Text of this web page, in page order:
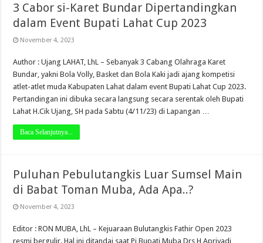
3 Cabor si-Karet Bundar Dipertandingkan
dalam Event Bupati Lahat Cup 2023
November 4, 2023
Author : Ujang LAHAT, LhL – Sebanyak 3 Cabang Olahraga Karet
Bundar, yakni Bola Volly, Basket dan Bola Kaki jadi ajang kompetisi
atlet-atlet muda Kabupaten Lahat dalam event Bupati Lahat Cup 2023.
Pertandingan ini dibuka secara langsung secara serentak oleh Bupati
Lahat H.Cik Ujang, SH pada Sabtu (4/11/23) di Lapangan …
Baca Selanjutnya...
Puluhan Pebulutangkis Luar Sumsel Main
di Babat Toman Muba, Ada Apa..?
November 4, 2023
Editor : RON MUBA, LhL – Kejuaraan Bulutangkis Fathir Open 2023
resmi bergulir. Hal ini ditandai saat Pj Bupati Muba Drs H Apriyadi